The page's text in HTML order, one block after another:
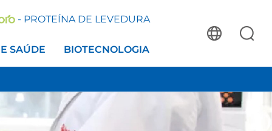
- PROTEÍNA DE LEVEDURA
SAÚDE BIOTECNOLOGIA